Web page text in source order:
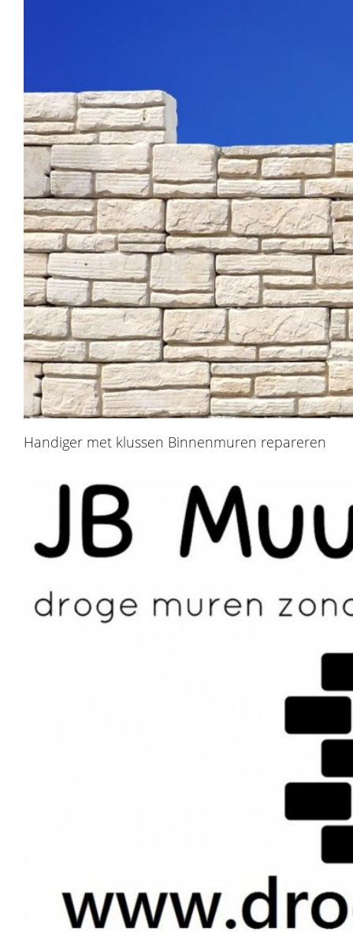
Handiger met klussen Binnenmuren repareren